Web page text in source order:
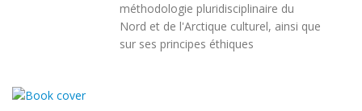
méthodologie pluridisciplinaire du
Nord et de l'Arctique culturel, ainsi que
sur ses principes éthiques